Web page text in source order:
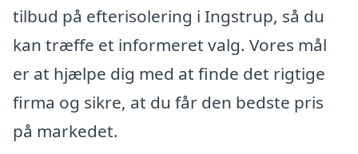
tilbud på efterisolering i Ingstrup, så du
kan træffe et informeret valg. Vores mål
er at hjælpe dig med at finde det rigtige
firma og sikre, at du får den bedste pris
på markedet.